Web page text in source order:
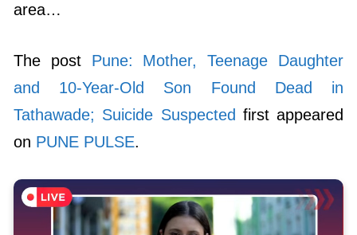
area…
The post Pune: Mother, Teenage Daughter
and 10-Year-Old Son Found Dead in
Tathawade; Suicide Suspected first appeared
on PUNE PULSE.